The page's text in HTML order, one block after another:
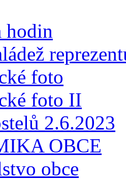
hodin
foto
foto II
2.6.2023
OBCE
obce